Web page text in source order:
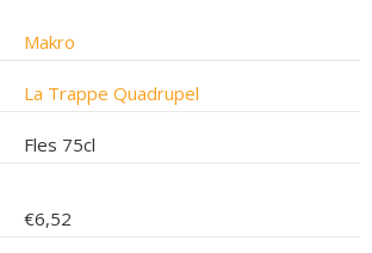
Makro
La Trappe Quadrupel
Fles 75cl
€6,52